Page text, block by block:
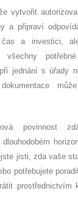
vytvořit
a připraví
čas a investici,
jednání s úřady
povinnost
jisti, zda vaše
potřebujete
prostřednictvím